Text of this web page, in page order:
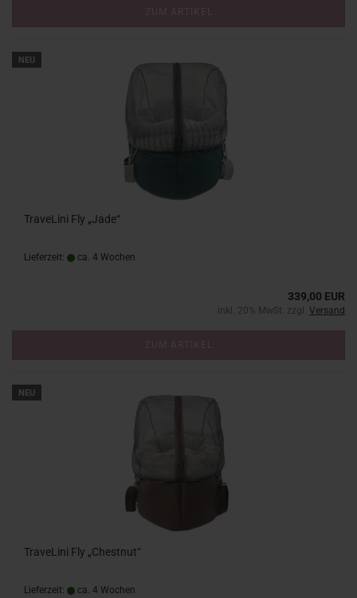
NEU
TraveLini Fly „Jade“
Lieferzeit: ca. 4 Wochen
339,00 EUR
inkl. 20% MwSt. zzgl. Versand
NEU
TraveLini Fly „Chestnut“
Lieferzeit: ca. 4 Wochen